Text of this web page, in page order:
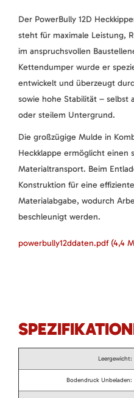
Der PowerBully 12D
steht für maximale Leistung,
im anspruchsvollen
Kettendumper wurde er
entwickelt und überzeugt
sowie hohe Stabilität – selbst
oder steilem Untergrund.
Die großzügige Mulde in
Heckklappe ermöglicht einen
Materialtransport. Beim
Konstruktion für eine
Materialabgabe, wodurch
beschleunigt werden.
powerbully12ddaten.pdf (4,4
Leergewicht:
Bodendruck Unbeladen: